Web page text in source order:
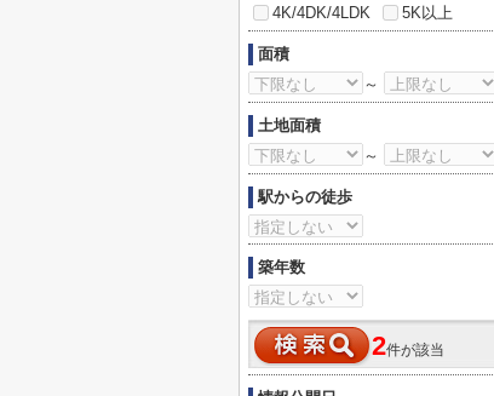
4K/4DK/4LDK
5K以上
面積
～
土地面積
～
駅からの徒歩
築年数
2件が該当